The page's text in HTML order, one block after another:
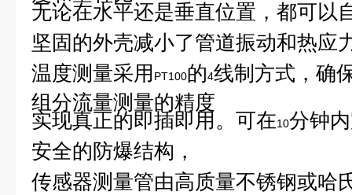
无论在水平还是垂直位置，都可以
坚固的外壳减小了管道振动和热应
温度测量采用 PT100的4线制方式，确
组分流量测量的精度
实现真正的即插即用。可在10分钟
安全的防爆结构，
传感器测量管由高质量不锈钢或哈